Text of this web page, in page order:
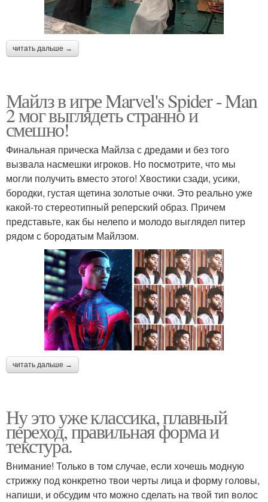
читать дальше →
Майлз в игре Marvel's Spider - Man
2 мог выглядеть странно и
смешно!
Финальная прическа Майлза с дредами и без того
вызвала насмешки игроков. Но посмотрите, что мы
могли получить вместо этого! Хвостики сзади, усики,
бородки, густая щетина золотые очки. Это реально уже
какой-то стереотипный реперский образ. Причем
представьте, как бы нелепо и молодо выглядел питер
рядом с бородатым Майлзом.
читать дальше →
Ну это уже классика, плавный
переход, правильная форма и
текстура.
Внимание! Только в том случае, если хочешь модную
стрижку под конкретно твои черты лица и форму головы,
напиши, и обсудим что можно сделать на твой тип волос